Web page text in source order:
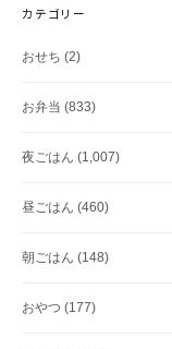
カテゴリー
おせち (2)
お弁当 (833)
夜ごはん (1,007)
昼ごはん (460)
朝ごはん (148)
おやつ (177)